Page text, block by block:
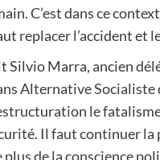
C’est dans ce
replacer l’accident et
Silvio Marra, ancien
Alternative Socialiste
le
Il faut continuer
plus de la conscience